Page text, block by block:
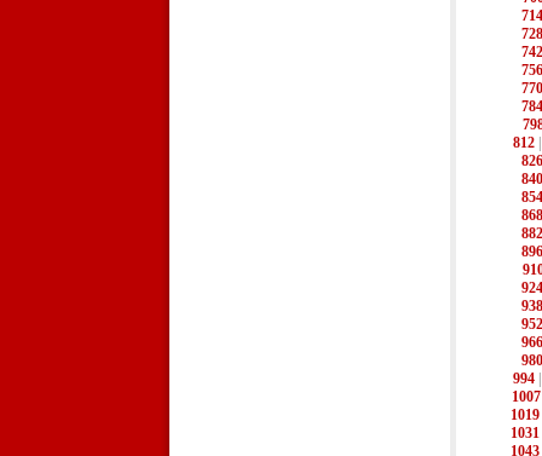
714
728
742
756
770
784
812
826
840
854
868
882
896
924
938
952
966
980
994
1007
1019
1031
1043